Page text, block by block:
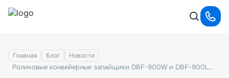
Главная Блог Новости
Роликовые конвейерные запайщики DBF-900W и DBF-900LW уже в продаже!